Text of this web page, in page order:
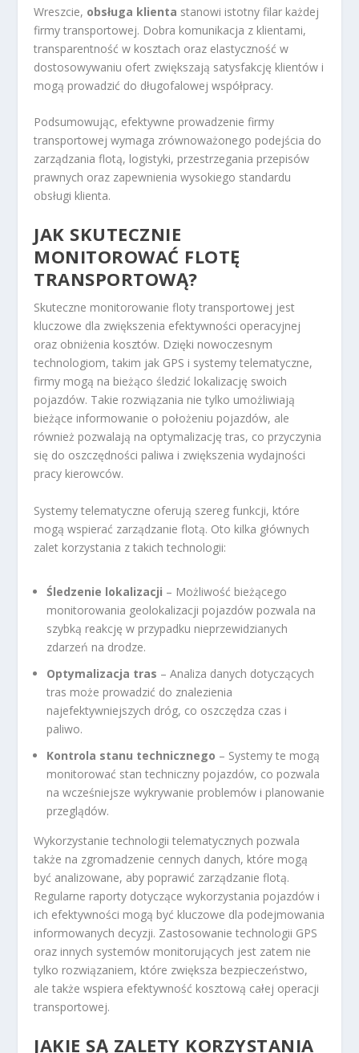
Wreszcie, obsługa klienta stanowi istotny filar każdej
firmy transportowej. Dobra komunikacja z klientami,
transparentność w kosztach oraz elastyczność w
dostosowywaniu ofert zwiększają satysfakcję klientów i
mogą prowadzić do długofalowej współpracy.
Podsumowując, efektywne prowadzenie firmy
transportowej wymaga zrównoważonego podejścia do
zarządzania flotą, logistyki, przestrzegania przepisów
prawnych oraz zapewnienia wysokiego standardu
obsługi klienta.
JAK SKUTECZNIE
MONITOROWAĆ FLOTĘ
TRANSPORTOWĄ?
Skuteczne monitorowanie floty transportowej jest
kluczowe dla zwiększenia efektywności operacyjnej
oraz obniżenia kosztów. Dzięki nowoczesnym
technologiom, takim jak GPS i systemy telematyczne,
firmy mogą na bieżąco śledzić lokalizację swoich
pojazdów. Takie rozwiązania nie tylko umożliwiają
bieżące informowanie o położeniu pojazdów, ale
również pozwalają na optymalizację tras, co przyczynia
się do oszczędności paliwa i zwiększenia wydajności
pracy kierowców.
Systemy telematyczne oferują szereg funkcji, które
mogą wspierać zarządzanie flotą. Oto kilka głównych
zalet korzystania z takich technologii:
Śledzenie lokalizacji – Możliwość bieżącego
monitorowania geolokalizacji pojazdów pozwala na
szybką reakcję w przypadku nieprzewidzianych
zdarzeń na drodze.
Optymalizacja tras – Analiza danych dotyczących
tras może prowadzić do znalezienia
najefektywniejszych dróg, co oszczędza czas i
paliwo.
Kontrola stanu technicznego – Systemy te mogą
monitorować stan techniczny pojazdów, co pozwala
na wcześniejsze wykrywanie problemów i planowanie
przeglądów.
Wykorzystanie technologii telematycznych pozwala
także na zgromadzenie cennych danych, które mogą
być analizowane, aby poprawić zarządzanie flotą.
Regularne raporty dotyczące wykorzystania pojazdów i
ich efektywności mogą być kluczowe dla podejmowania
informowanych decyzji. Zastosowanie technologii GPS
oraz innych systemów monitorujących jest zatem nie
tylko rozwiązaniem, które zwiększa bezpieczeństwo,
ale także wspiera efektywność kosztową całej operacji
transportowej.
JAKIE SĄ ZALETY KORZYSTANIA